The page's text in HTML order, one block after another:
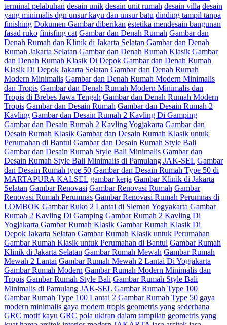
terminal pelabuhan desain unik desain unit rumah desain villa desain
yang minimalis dgn unsur kayu dan unsur batu dinding tampil tanpa
finishing Dokumen Gambar diberikan estetika mendesain bangunan
fasad ruko finisfing cat Gambar dan Denah Rumah Gambar dan
Denah Rumah dan Klinik di Jakarta Selatan Gambar dan Denah
Rumah Jakarta Selatan Gambar dan Denah Rumah Klasik Gambar
dan Denah Rumah Klasik Di Depok Gambar dan Denah Rumah
Klasik Di Depok Jakarta Selatan Gambar dan Denah Rumah
Modern Minimalis Gambar dan Denah Rumah Modern Minimalis
dan Tropis Gambar dan Denah Rumah Modern Minimalis dan
Tropis di Brebes Jawa Tengah Gambar dan Denah Rumah Modern
Tropis Gambar dan Desain Rumah Gambar dan Desain Rumah 2
Kavling Gambar dan Desain Rumah 2 Kavling Di Gamping
Gambar dan Desain Rumah 2 Kavling Yogjakarta Gambar dan
Desain Rumah Klasik Gambar dan Desain Rumah Klasik untuk
Perumahan di Bantul Gambar dan Desain Rumah Style Bali
Gambar dan Desain Rumah Style Bali Minimalis Gambar dan
Desain Rumah Style Bali Minimalis di Pamulang JAK-SEL Gambar
dan Desain Rumah type 50 Gambar dan Desain Rumah Type 50 di
MARTAPURA KALSEL gambar kerja Gambar Klinik di Jakarta
Selatan Gambar Renovasi Gambar Renovasi Rumah Gambar
Renovasi Rumah Perumnas Gambar Renovasi Rumah Perumnas di
LOMBOK Gambar Ruko 2 Lantai di Sleman Yogyakarta Gambar
Rumah 2 Kavling Di Gamping Gambar Rumah 2 Kavling Di
Yogjakarta Gambar Rumah Klasik Gambar Rumah Klasik Di
Depok Jakarta Selatan Gambar Rumah Klasik untuk Perumahan
Gambar Rumah Klasik untuk Perumahan di Bantul Gambar Rumah
Klinik di Jakarta Selatan Gambar Rumah Mewah Gambar Rumah
Mewah 2 Lantai Gambar Rumah Mewah 2 Lantai Di Yogjakarta
Gambar Rumah Modern Gambar Rumah Modern Minimalis dan
Tropis Gambar Rumah Style Bali Gambar Rumah Style Bali
Minimalis di Pamulang JAK-SEL Gambar Rumah Type 100
Gambar Rumah Type 100 Lantai 2 Gambar Rumah Type 50 gaya
modern minimalis gaya modern tropis geometris yang sederhana
GRC motif kayu GRC pola ukiran dalam tampilan geometris yang